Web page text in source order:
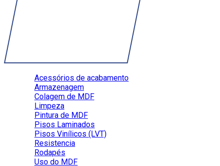
Acessórios de acabamento
Armazenagem
Colagem de MDF
Limpeza
Pintura de MDF
Pisos Laminados
Pisos Vinílicos (LVT)
Resistencia
Rodapés
Uso do MDF